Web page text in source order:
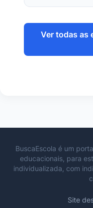
Ver todas as
BuscaEscola é um
educacionais, para
individualizada, com
Site